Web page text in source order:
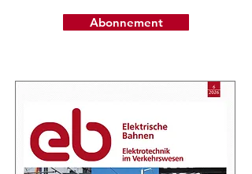
Abonnement